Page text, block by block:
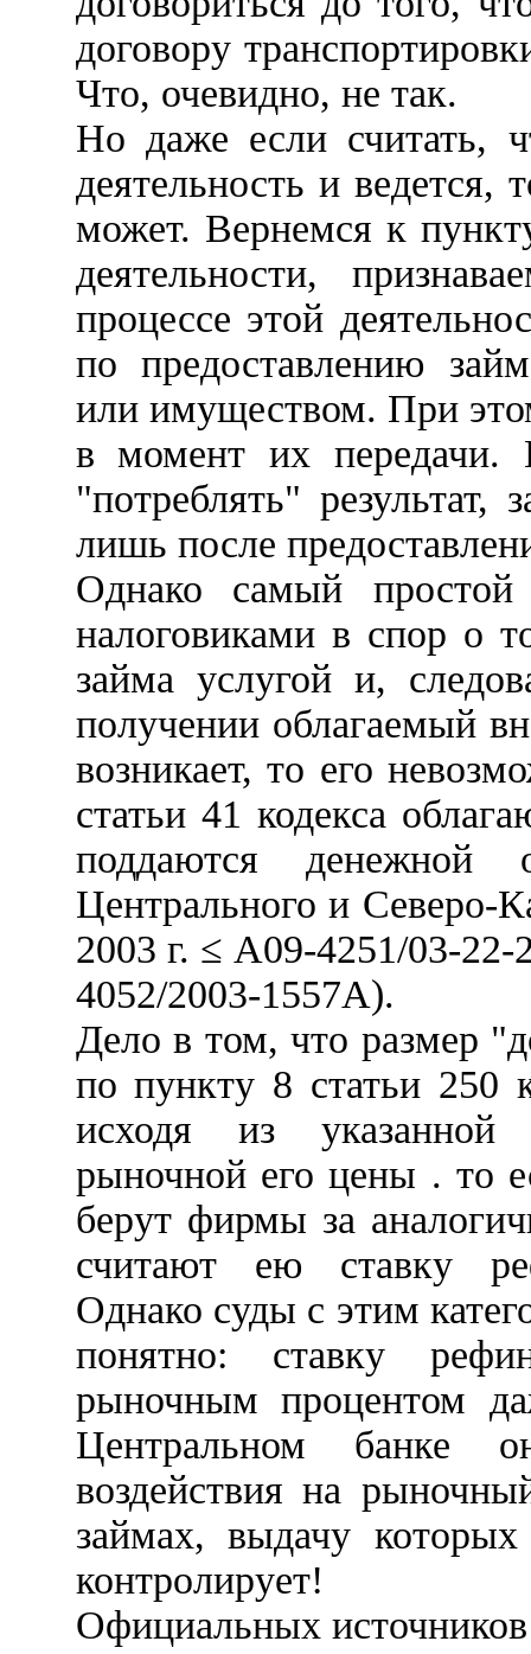
договору
Что, очевидно, не так.
Но даже если считать,
деятельность и ведется,
может. Вернемся к
деятельности,
процессе этой
по предоставлению
или имуществом. При
в момент их передачи.
"потреблять"
лишь после
Однако самый
налоговиками в спор о
займа услугой и,
получении облагаемый
возникает, то его
статьи 41 кодекса
поддаются денежной
Центрального и Северо-
2003 г. ≤ А09-4251/03-22-
4052/2003-1557А).
Дело в том, что размер
по пункту 8 статьи 250
исходя из
рыночной его цены . то
берут фирмы за
считают ею ставку
Однако суды с этим
понятно: ставку
рыночным процентом
Центральном банке
воздействия на
займах, выдачу
контролирует!
Официальных